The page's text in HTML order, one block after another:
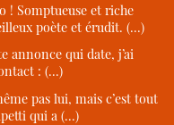
! Somptueuse et riche
poète et érudit. (…)
annonce qui date, j’ai
: (…)
pas lui, mais c’est tout
qui a (…)